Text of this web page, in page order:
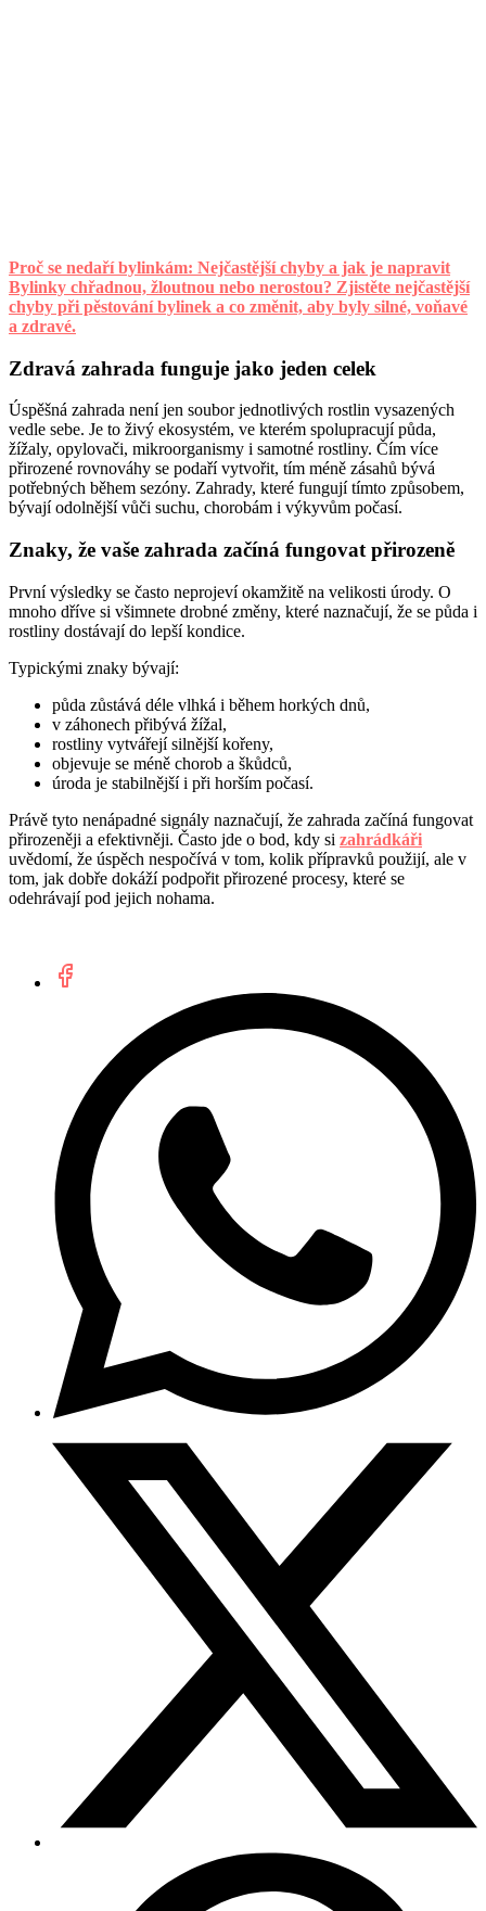
Proč se nedaří bylinkám: Nejčastější chyby a jak je napravit
Bylinky chřadnou, žloutnou nebo nerostou? Zjistěte nejčastější
chyby při pěstování bylinek a co změnit, aby byly silné, voňavé
a zdravé.
Zdravá zahrada funguje jako jeden celek
Úspěšná zahrada není jen soubor jednotlivých rostlin vysazených
vedle sebe. Je to živý ekosystém, ve kterém spolupracují půda,
žížaly, opylovači, mikroorganismy i samotné rostliny. Čím více
přirozené rovnováhy se podaří vytvořit, tím méně zásahů bývá
potřebných během sezóny. Zahrady, které fungují tímto způsobem,
bývají odolnější vůči suchu, chorobám i výkyvům počasí.
Znaky, že vaše zahrada začíná fungovat přirozeně
První výsledky se často neprojeví okamžitě na velikosti úrody. O
mnoho dříve si všimnete drobné změny, které naznačují, že se půda i
rostliny dostávají do lepší kondice.
Typickými znaky bývají:
půda zůstává déle vlhká i během horkých dnů,
v záhonech přibývá žížal,
rostliny vytvářejí silnější kořeny,
objevuje se méně chorob a škůdců,
úroda je stabilnější i při horším počasí.
Právě tyto nenápadné signály naznačují, že zahrada začíná fungovat
přirozeněji a efektivněji. Často jde o bod, kdy si zahrádkáři
uvědomí, že úspěch nespočívá v tom, kolik přípravků použijí, ale v
tom, jak dobře dokáží podpořit přirozené procesy, které se
odehrávají pod jejich nohama.